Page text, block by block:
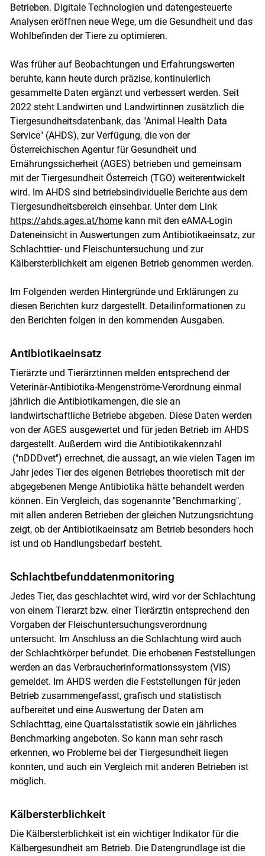
Skip to main content
Betrieben. Digitale Technologien und datengesteuerte
Analysen eröffnen neue Wege, um die Gesundheit und das
Wohlbefinden der Tiere zu optimieren.
Was früher auf Beobachtungen und Erfahrungswerten
beruhte, kann heute durch präzise, kontinuierlich
gesammelte Daten ergänzt und verbessert werden. Seit
2022 steht Landwirten und Landwirtinnen zusätzlich die
Tiergesundheitsdatenbank, das "Animal Health Data
Service" (AHDS), zur Verfügung, die von der
Österreichischen Agentur für Gesundheit und
Ernährungssicherheit (AGES) betrieben und gemeinsam
mit der Tiergesundheit Österreich (TGO) weiterentwickelt
wird. Im AHDS sind betriebsindividuelle Berichte aus dem
Tiergesundheitsbereich einsehbar. Unter dem Link
https://ahds.ages.at/homekann mit den eAMA-Login
Dateneinsicht in Auswertungen zum Antibiotikaeinsatz, zur
Schlachttier- und Fleischuntersuchung und zur
Kälbersterblichkeit am eigenen Betrieb genommen werden.
Im Folgenden werden Hintergründe und Erklärungen zu
diesen Berichten kurz dargestellt. Detailinformationen zu
den Berichten folgen in den kommenden Ausgaben.
Antibiotikaeinsatz
Tierärzte und Tierärztinnen melden entsprechend der
Veterinär-Antibiotika-Mengenströme-Verordnung einmal
jährlich die Antibiotikamengen, die sie an
landwirtschaftliche Betriebe abgeben. Diese Daten werden
von der AGES ausgewertet und für jeden Betrieb im AHDS
dargestellt. Außerdem wird die Antibiotikakennzahl
("nDDDvet") errechnet, die aussagt, an wie vielen Tagen im
Jahr jedes Tier des eigenen Betriebes theoretisch mit der
abgegebenen Menge Antibiotika hätte behandelt werden
können. Ein Vergleich, das sogenannte "Benchmarking",
mit allen anderen Betrieben der gleichen Nutzungsrichtung
zeigt, ob der Antibiotikaeinsatz am Betrieb besonders hoch
ist und ob Handlungsbedarf besteht.
Schlachtbefunddatenmonitoring
Jedes Tier, das geschlachtet wird, wird vor der Schlachtung
von einem Tierarzt bzw. einer Tierärztin entsprechend den
Vorgaben der Fleischuntersuchungsverordnung
untersucht. Im Anschluss an die Schlachtung wird auch
der Schlachtkörper befundet. Die erhobenen Feststellungen
werden an das Verbraucherinformationssystem (VIS)
gemeldet. Im AHDS werden die Feststellungen für jeden
Betrieb zusammengefasst, grafisch und statistisch
aufbereitet und eine Auswertung der Daten am
Schlachttag, eine Quartalsstatistik sowie ein jährliches
Benchmarking angeboten. So kann man sehr rasch
erkennen, wo Probleme bei der Tiergesundheit liegen
konnten, und auch ein Vergleich mit anderen Betrieben ist
möglich.
Kälbersterblichkeit
Die Kälbersterblichkeit ist ein wichtiger Indikator für die
Kälbergesundheit am Betrieb. Die Datengrundlage ist die